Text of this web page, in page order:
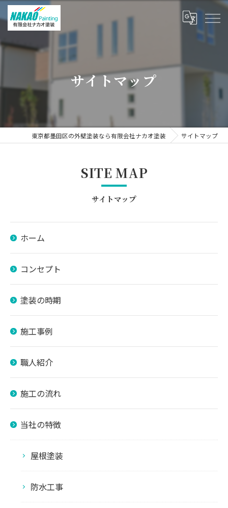
サイトマップ
東京都墨田区の外壁塗装なら有限会社ナカオ塗装 サイトマップ
サイトマップ
SITE MAP
ホーム
コンセプト
塗装の時期
施工事例
職人紹介
施工の流れ
当社の特徴
屋根塗装
防水工事